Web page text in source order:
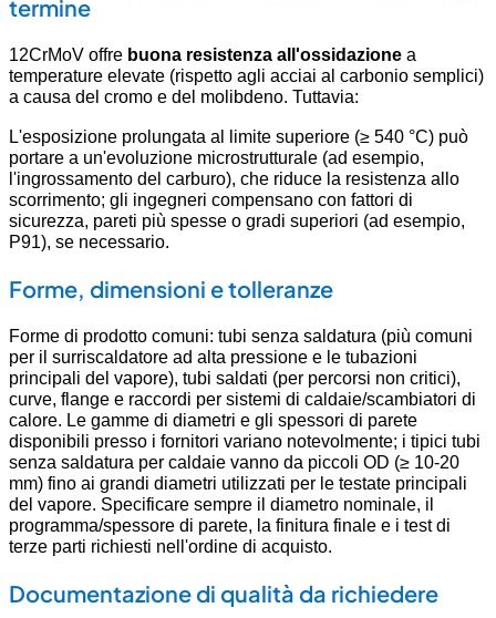
termine
12CrMoV offre buona resistenza all'ossidazione a
temperature elevate (rispetto agli acciai al carbonio semplici)
a causa del cromo e del molibdeno. Tuttavia:
L'esposizione prolungata al limite superiore (≥ 540 °C) può
portare a un'evoluzione microstrutturale (ad esempio,
l'ingrossamento del carburo), che riduce la resistenza allo
scorrimento; gli ingegneri compensano con fattori di
sicurezza, pareti più spesse o gradi superiori (ad esempio,
P91), se necessario.
Forme, dimensioni e tolleranze
Forme di prodotto comuni: tubi senza saldatura (più comuni
per il surriscaldatore ad alta pressione e le tubazioni
principali del vapore), tubi saldati (per percorsi non critici),
curve, flange e raccordi per sistemi di caldaie/scambiatori di
calore. Le gamme di diametri e gli spessori di parete
disponibili presso i fornitori variano notevolmente; i tipici tubi
senza saldatura per caldaie vanno da piccoli OD (≥ 10-20
mm) fino ai grandi diametri utilizzati per le testate principali
del vapore. Specificare sempre il diametro nominale, il
programma/spessore di parete, la finitura finale e i test di
terze parti richiesti nell'ordine di acquisto.
Documentazione di qualità da richiedere